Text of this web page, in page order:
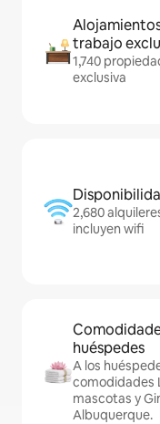
trabajo
1,740
exclusiva
2,680
incluyen wifi
huéspedes
A los
comodidades
mascotas y
Albuquerque.